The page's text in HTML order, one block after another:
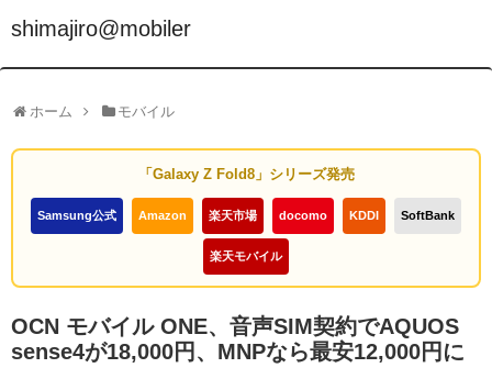
shimajiro@mobiler
ホーム モバイル
「Galaxy Z Fold8」シリーズ発売
Samsung公式 Amazon 楽天市場 docomo KDDI SoftBank
楽天モバイル
OCN モバイル ONE、音声SIM契約でAQUOS
sense4が18,000円、MNPなら最安12,000円に